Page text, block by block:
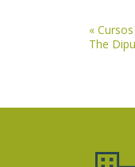
Post
«
The